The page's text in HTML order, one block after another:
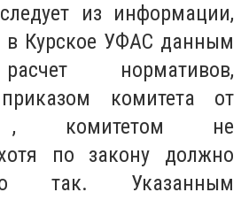
из информации,
в Курское УФАС данным
нормативов,
комитета от
, комитетом не
по закону должно
так. Указанным